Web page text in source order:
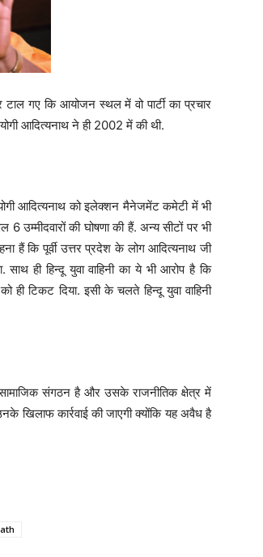
गए कि आयोजन स्थल में वो पार्टी का प्रचार
आदित्यनाथ ने ही 2002 में की थी.
आदित्यनाथ को इलेक्शन मैनेजमेंट कमेटी में भी
6 उम्मीदवारों की घोषणा की हैं. अन्य सीटों पर भी
हैं कि पूर्वी उत्तर प्रदेश के लोग आदित्यनाथ जी
ही हिन्दू युवा वाहिनी का ये भी आरोप है कि
ही टिकट दिया. इसी के चलते हिन्दू युवा वाहिनी
सामाजिक संगठन है और उसके राजनीतिक क्षेत्र में
खिलाफ कार्रवाई की जाएगी क्योंकि यह अवैध है